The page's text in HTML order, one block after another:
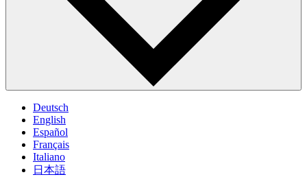
Deutsch
English
Español
Français
Italiano
日本語